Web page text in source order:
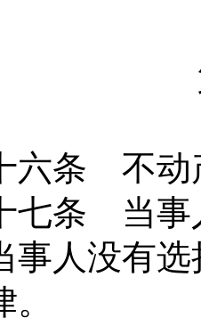
六条 不动
七条 当事
事人没有